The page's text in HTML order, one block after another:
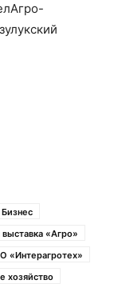
Бизнес
«Агро»
«Интерагротех»
хозяйство